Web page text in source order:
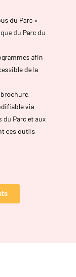
du Parc »
du Parc du
afin
de la
via
du Parc et aux
ces outils